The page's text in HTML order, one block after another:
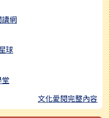
讀網
球
堂
文化愛閱完整內容